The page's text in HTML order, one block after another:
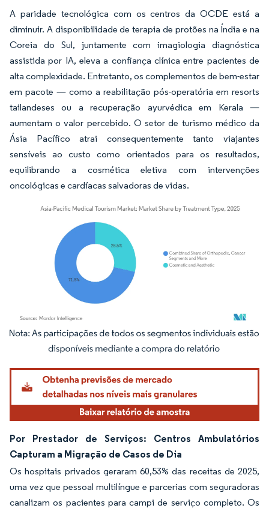
A paridade tecnológica com os centros da OCDE está a
diminuir. A disponibilidade de terapia de protões na Índia e na
Coreia do Sul, juntamente com imagiologia diagnóstica
assistida por IA, eleva a confiança clínica entre pacientes de
alta complexidade. Entretanto, os complementos de bem-estar
em pacote — como a reabilitação pós-operatória em resorts
tailandeses ou a recuperação ayurvédica em Kerala —
aumentam o valor percebido. O setor de turismo médico da
Ásia Pacífico atrai consequentemente tanto viajantes
sensíveis ao custo como orientados para os resultados,
equilibrando a cosmética eletiva com intervenções
oncológicas e cardíacas salvadoras de vidas.
Imagem © Mordor Intelligence. O reuso requer atribuição conforme CC BY 4.0.
Por Prestador de Serviços: Centros Ambulatórios
Capturam a Migração de Casos de Dia
Os hospitais privados geraram 60,53% das receitas de 2025,
uma vez que pessoal multilíngue e parcerias com seguradoras
canalizam os pacientes para campi de serviço completo. Os